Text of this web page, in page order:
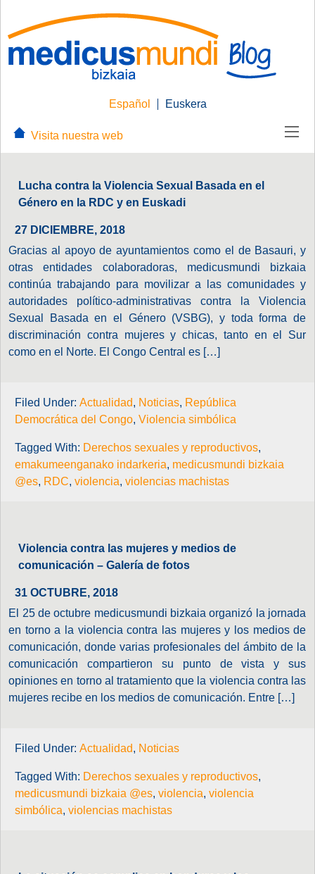
Español Euskera
Visita nuestra web
Lucha contra la Violencia Sexual Basada en el
Género en la RDC y en Euskadi
27 DICIEMBRE, 2018
Gracias al apoyo de ayuntamientos como el de Basauri, y
otras entidades colaboradoras, medicusmundi bizkaia
continúa trabajando para movilizar a las comunidades y
autoridades político-administrativas contra la Violencia
Sexual Basada en el Género (VSBG), y toda forma de
discriminación contra mujeres y chicas, tanto en el Sur
como en el Norte. El Congo Central es […]
Filed Under: Actualidad, Noticias, República
Democrática del Congo, Violencia simbólica
Tagged With: Derechos sexuales y reproductivos,
emakumeenganako indarkeria, medicusmundi bizkaia
@es, RDC, violencia, violencias machistas
Violencia contra las mujeres y medios de
comunicación – Galería de fotos
31 OCTUBRE, 2018
El 25 de octubre medicusmundi bizkaia organizó la jornada
en torno a la violencia contra las mujeres y los medios de
comunicación, donde varias profesionales del ámbito de la
comunicación compartieron su punto de vista y sus
opiniones en torno al tratamiento que la violencia contra las
mujeres recibe en los medios de comunicación. Entre […]
Filed Under: Actualidad, Noticias
Tagged With: Derechos sexuales y reproductivos,
medicusmundi bizkaia @es, violencia, violencia
simbólica, violencias machistas